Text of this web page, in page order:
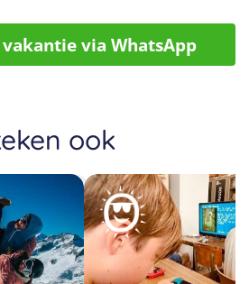
vakantie via WhatsApp
ook